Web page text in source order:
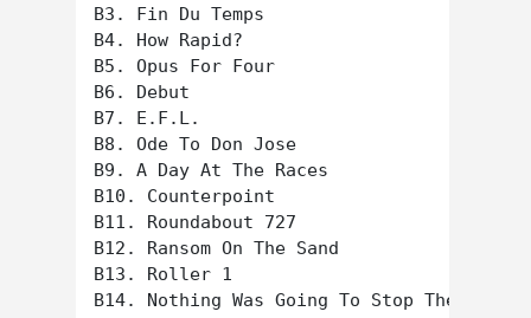
B3. Fin Du Temps
B4. How Rapid?
B5. Opus For Four
B6. Debut
B7. E.F.L.
B8. Ode To Don Jose
B9. A Day At The Races
B10. Counterpoint
B11. Roundabout 727
B12. Ransom On The Sand
B13. Roller 1
B14. Nothing Was Going To Stop Them